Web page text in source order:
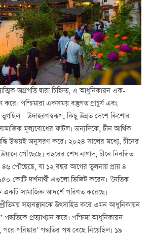
অগ্রগতি দ্বারা চিহ্নিত, এ আধুনিকায়ন এক-
করে। পশ্চিমারা একসময় বস্তুগত প্রাচুর্য এবং
ভুগছিল - উদাহরণস্বরূপ, কিছু উন্নত দেশে কিশোর
মূল্যবোধের ফাটল। অন্যদিকে, চীন আর্থিক
উভয়ই অনুসরণ করে। ২০২৪ সালের মধ্যে, চীনের
পৌঁছেছে। বছরের শেষ নাগাদ, চীনে নিবন্ধিত
৪৬ পৌঁছেছে, যা ১২ বছর আগের তুলনায় প্রায় ৪
কোটি দর্শনার্থী এগুলো ভিজিট করেন। ‘নৈতিক
একটি সামাজিক আদর্শে পরিণত করেছে।
সহাবস্থানকে উত্সাহিত করে এমন আধুনিকায়ন
প্রত্যাখ্যান করে। পশ্চিমা আধুনিকায়ন
পরিষ্কার’ পদ্ধতির পথ বেছে নিয়েছিল। ১৯